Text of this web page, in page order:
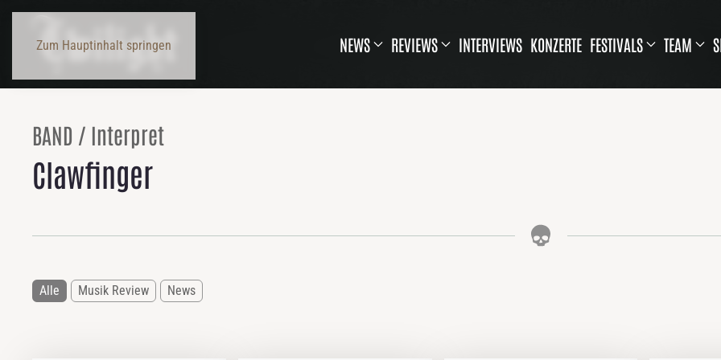
Zum Hauptinhalt springen NEWS REVIEWS INTERVIEWS KONZERTE FESTIVALS TEAM
BAND / Interpret
Clawfinger
Alle Musik Review News